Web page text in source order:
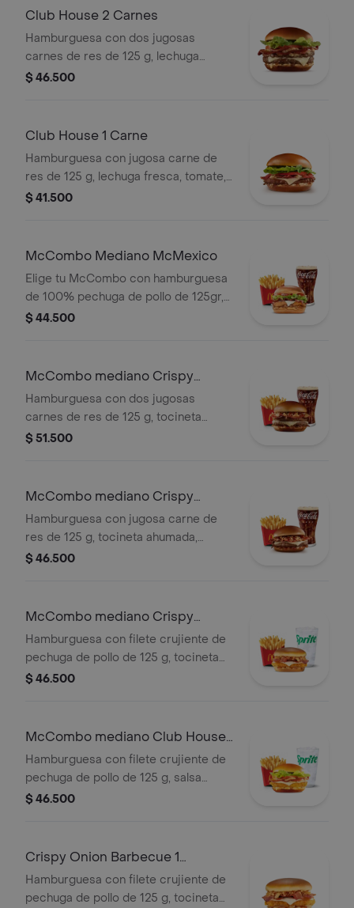
Club House 2 Carnes
Hamburguesa con dos jugosas
carnes de res de 125 g, lechuga
fresca, tomate, cebolla grillada,
suave tipo Brioche.
$ 46.500
Club House 1 Carne
Hamburguesa con jugosa carne de
res de 125 g, lechuga fresca, tomate,
cebolla grillada, tocineta ahumada,
$ 41.500
McCombo Mediano McMexico
Elige tu McCombo con hamburguesa
de 100% pechuga de pollo de 125gr,
salsa Tajin, tomate, lechuga, tocineta,
elegir.
$ 44.500
McCombo mediano Crispy
Onion Barbecue 2 Carnes
Hamburguesa con dos jugosas
carnes de res de 125 g, tocineta
ahumada, queso blanco cremoso,
Acompañada de papas fritas
medianas y bebida mediana a
elección.
$ 51.500
McCombo mediano Crispy
Onion Barbecue 1 Carne
Hamburguesa con jugosa carne de
res de 125 g, tocineta ahumada,
queso blanco cremoso, cebolla
Acompañada de papas fritas
medianas y bebida mediana a
elección.
$ 46.500
McCombo mediano Crispy
Onion Barbecue 1 Pechuga
Hamburguesa con filete crujiente de
pechuga de pollo de 125 g, tocineta
ahumada, queso blanco cremoso,
Acompañada de papas fritas
elección.
$ 46.500
McCombo mediano Club House 1
Pechuga
Hamburguesa con filete crujiente de
pechuga de pollo de 125 g, salsa
especial, lechuga fresca, tomate,
Acompañada de papas fritas
medianas y bebida mediana a
elección.
$ 46.500
Crispy Onion Barbecue 1
Pechuga
Hamburguesa con filete crujiente de
pechuga de pollo de 125 g, tocineta